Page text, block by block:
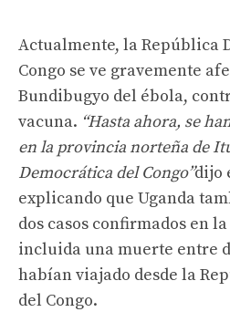
Actualmente, la República
Congo se ve gravemente
Bundibugyo del ébola,
vacuna. “Hasta ahora, se
en la provincia norteña de
Democrática del Congo”dijo
explicando que Uganda
dos casos confirmados en
incluida una muerte entre
habían viajado desde la
del Congo.